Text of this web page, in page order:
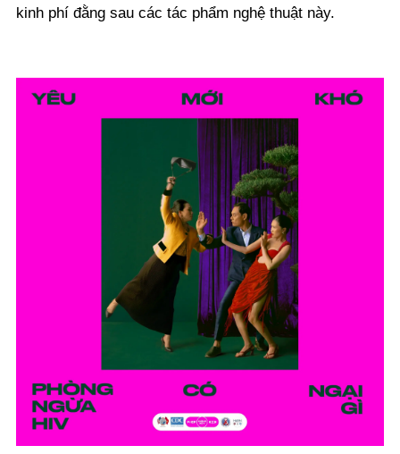
kinh phí đằng sau các tác phẩm nghệ thuật này.